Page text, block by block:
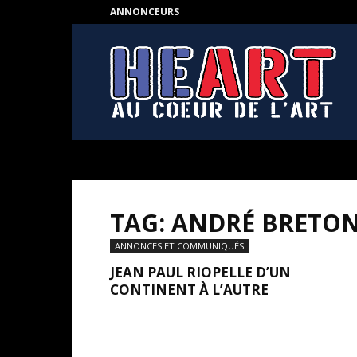
ANNONCEURS
HEART
–
Au
coeur
de
l'Art
TAG: ANDRÉ
ANNONCES ET COMMUNIQUÉS
JEAN PAUL RIOPELLE D’UN
CONTINENT À L’AUTRE